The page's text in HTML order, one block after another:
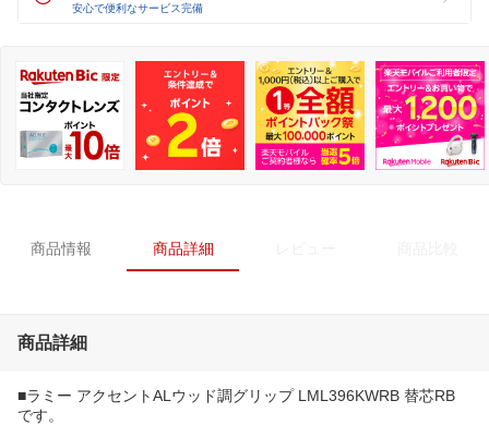
安心で便利なサービス完備
商品情報 商品詳細
商品詳細
■ラミー アクセントALウッド調グリップ LML396KWRB 替芯RB
です。